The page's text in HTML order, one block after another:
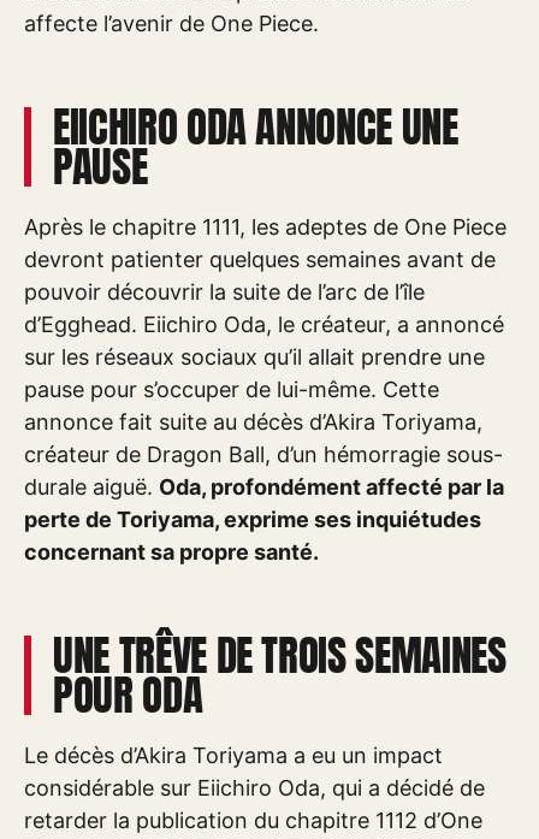
affecte l’avenir de One Piece.
EIICHIRO ODA ANNONCE UNE
PAUSE
Après le chapitre 1111, les adeptes de One Piece
devront patienter quelques semaines avant de
pouvoir découvrir la suite de l’arc de l’île
d’Egghead. Eiichiro Oda, le créateur, a annoncé
sur les réseaux sociaux qu’il allait prendre une
pause pour s’occuper de lui-même. Cette
annonce fait suite au décès d’Akira Toriyama,
créateur de Dragon Ball, d’un hémorragie sous-
durale aiguë. Oda, profondément affecté par la
perte de Toriyama, exprime ses inquiétudes
concernant sa propre santé.
UNE TRÊVE DE TROIS SEMAINES
POUR ODA
Le décès d’Akira Toriyama a eu un impact
considérable sur Eiichiro Oda, qui a décidé de
retarder la publication du chapitre 1112 d’One